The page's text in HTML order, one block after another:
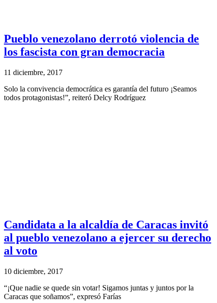
Pueblo venezolano derrotó violencia de
los fascista con gran democracia
11 diciembre, 2017
Solo la convivencia democrática es garantía del futuro ¡Seamos
todos protagonistas!”, reiteró Delcy Rodríguez
Candidata a la alcaldía de Caracas invitó
al pueblo venezolano a ejercer su derecho
al voto
10 diciembre, 2017
“¡Que nadie se quede sin votar! Sigamos juntas y juntos por la
Caracas que soñamos”, expresó Farías